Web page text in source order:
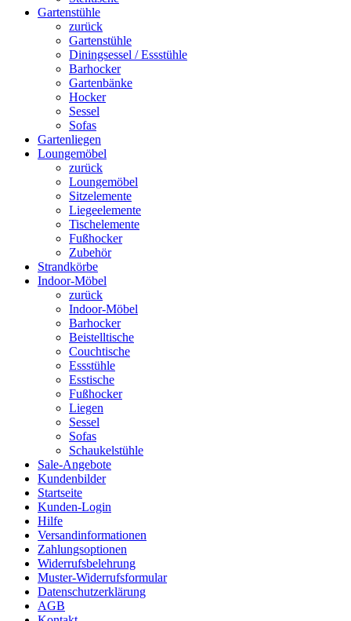
Gartenstühle
zurück
Gartenstühle
Diningsessel / Essstühle
Barhocker
Gartenbänke
Hocker
Sessel
Sofas
Gartenliegen
Loungemöbel
zurück
Loungemöbel
Sitzelemente
Liegeelemente
Tischelemente
Fußhocker
Zubehör
Strandkörbe
Indoor-Möbel
zurück
Indoor-Möbel
Barhocker
Beistelltische
Couchtische
Essstühle
Esstische
Fußhocker
Liegen
Sessel
Sofas
Schaukelstühle
Sale-Angebote
Kundenbilder
Startseite
Kunden-Login
Hilfe
Versandinformationen
Zahlungsoptionen
Widerrufsbelehrung
Muster-Widerrufsformular
Datenschutzerklärung
AGB